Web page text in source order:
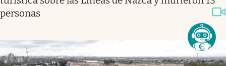
personas